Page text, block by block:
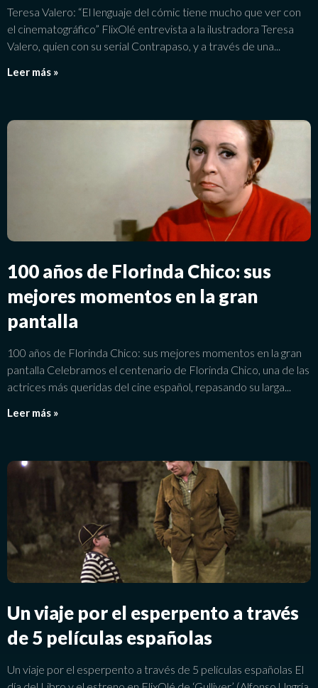
Teresa Valero: “El lenguaje del cómic tiene mucho que ver con
el cinematográfico” FlixOlé entrevista a la ilustradora Teresa
Valero, quien con su serial Contrapaso, y a través de una
Leer más »
100 años de Florinda Chico: sus
mejores momentos en la gran
pantalla
100 años de Florinda Chico: sus mejores momentos en la gran
pantalla Celebramos el centenario de Florinda Chico, una de las
actrices más queridas del cine español, repasando su larga
Leer más »
Un viaje por el esperpento a través
de 5 películas españolas
Un viaje por el esperpento a través de 5 películas españolas El